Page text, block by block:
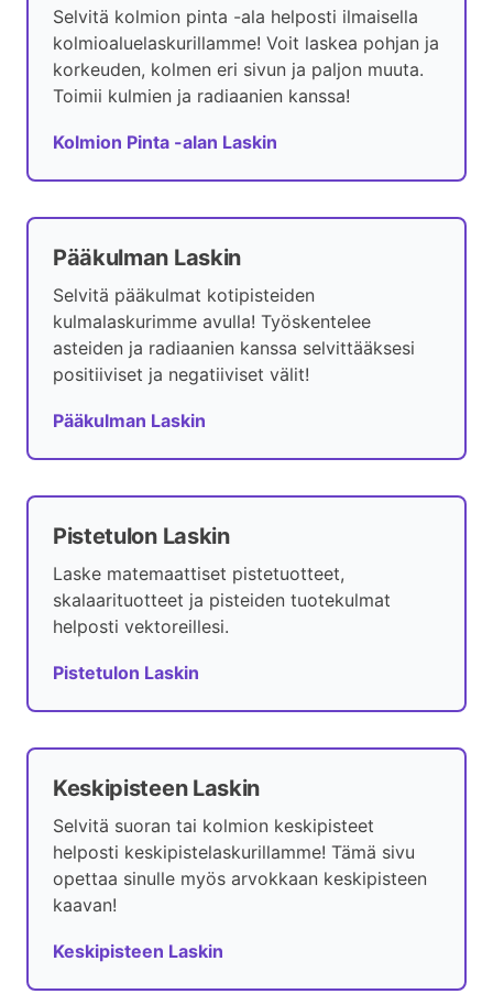
Selvitä kolmion pinta -ala helposti ilmaisella
kolmioaluelaskurillamme! Voit laskea pohjan ja
korkeuden, kolmen eri sivun ja paljon muuta.
Toimii kulmien ja radiaanien kanssa!
Kolmion Pinta -alan Laskin
Pääkulman Laskin
Selvitä pääkulmat kotipisteiden
kulmalaskurimme avulla! Työskentelee
asteiden ja radiaanien kanssa selvittääksesi
positiiviset ja negatiiviset välit!
Pääkulman Laskin
Pistetulon Laskin
Laske matemaattiset pistetuotteet,
skalaarituotteet ja pisteiden tuotekulmat
helposti vektoreillesi.
Pistetulon Laskin
Keskipisteen Laskin
Selvitä suoran tai kolmion keskipisteet
helposti keskipistelaskurillamme! Tämä sivu
opettaa sinulle myös arvokkaan keskipisteen
kaavan!
Keskipisteen Laskin